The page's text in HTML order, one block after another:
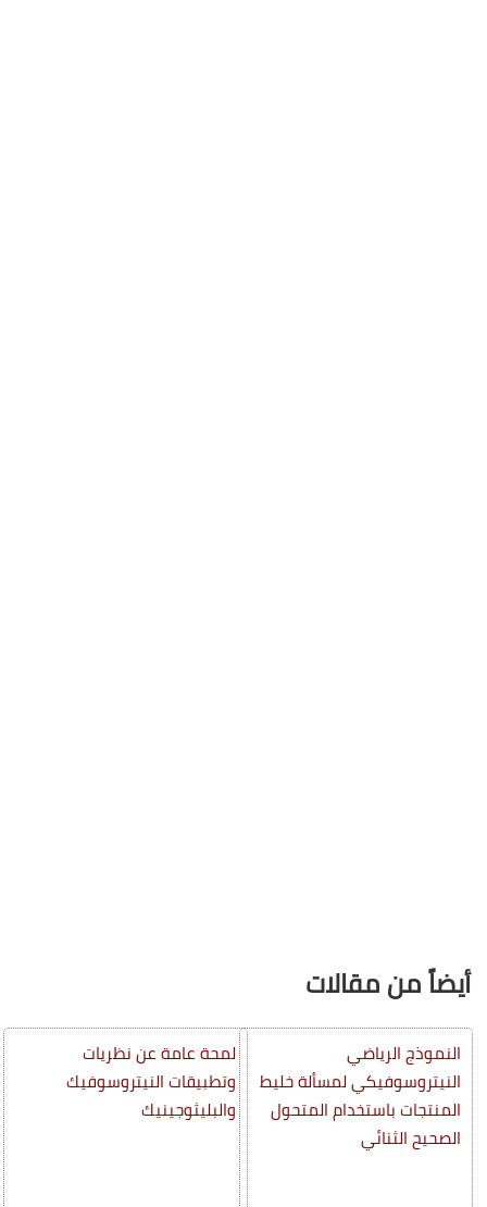
أيضاً من مقالات
النموذج الرياضي
النيتروسوفيكي لمسألة خليط
المنتجات باستخدام المتحول
الصحيح الثنائي
لمحة عامة عن نظريات
وتطبيقات النيتروسوفيك
والبليثوجينيك